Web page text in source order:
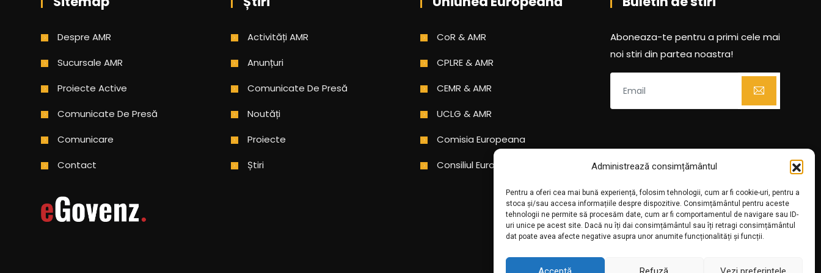
Administrează consimțământul
Pentru a oferi cea mai bună experiență, folosim tehnologii, cum ar fi cookie-uri, pentru a
stoca și/sau accesa informațiile despre dispozitive. Consimțământul pentru aceste
tehnologii ne permite să procesăm date, cum ar fi comportamentul de navigare sau ID-
uri unice pe acest site. Dacă nu îți dai consimțământul sau îți retragi consimțământul
dat poate avea afecte negative asupra unor anumite funcționalități și funcții.
Despre AMR
Sucursale AMR
Proiecte Active
Comunicate De Presă
Comunicare
Contact
Activități AMR
Anunțuri
Comunicate De Presă
Noutăți
Proiecte
Știri
CoR & AMR
CPLRE & AMR
CEMR & AMR
UCLG & AMR
Comisia Europeana
Consiliul Europei
Aboneaza-te pentru a primi cele mai
noi stiri din partea noastra!